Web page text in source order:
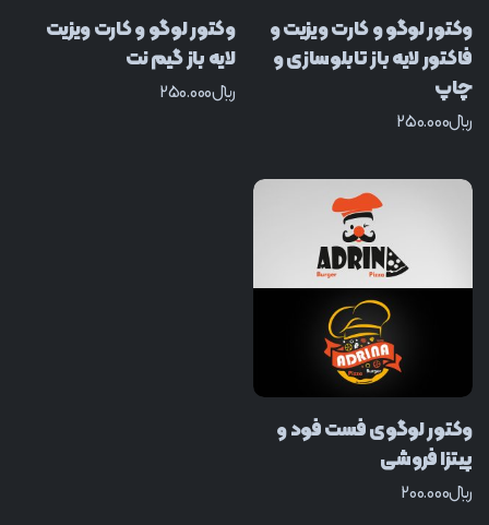
وکتور لوگو و کارت ویزیت و
فاکتور لایه باز تابلوسازی و
چاپ
﷼250.000
وکتور لوگو و کارت ویزیت
لایه باز گیم نت
﷼250.000
وکتور لوگوی فست فود و
پیتزا فروشی
﷼200.000